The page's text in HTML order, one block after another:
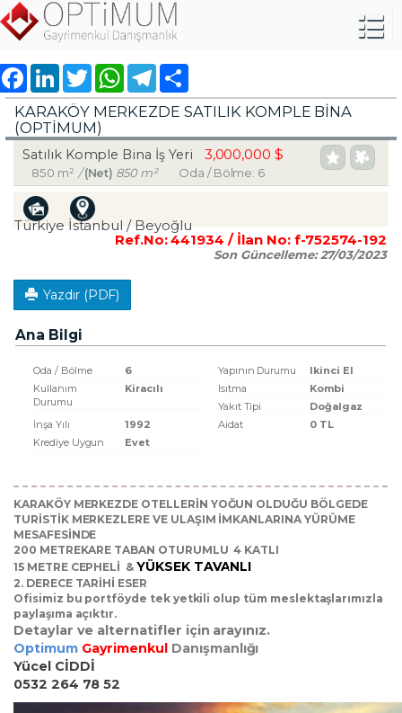
FacebookLinkedInTwitter WhatsAppTelegram
KARAKÖY MERKEZDE SATILIK KOMPLE BİNA
(OPTİMUM)
Satılık Komple Bina İş Yeri 3,000,000 $
850 m² /(Net) 850 m² Oda / Bölme: 6
Türkiye İstanbul / Beyoğlu
Ref.No:441934 / İlan No: f-752574-192
Son Güncelleme:27/03/2023
Yazdır (PDF)
Ana Bilgi
Oda / Bölme 6 Yapının Durumu
Ikinci El
Kullanım
Durumu
Kiracılı Isıtma
Kombi
Yakıt Tipi
Doğalgaz
İnşa Yılı
1992 Aidat
0 TL
Krediye Uygun
Evet
KARAKÖY MERKEZDE OTELLERİN YOĞUN OLDUĞU BÖLGEDE​
TURİSTİK MERKEZLERE VE ULAŞIM İMKANLARINA YÜRÜME
MESAFESİNDE
200 METREKARE TABAN OTURUMLU 4 KATLI
15 METRE CEPHELİ & YÜKSEK TAVANLI
2. DERECE TARİHİ ESER
Ofisimiz bu portföyde tek yetkili olup tüm meslektaşlarımızla
paylaşıma açıktır.
Detaylar ve alternatifler için arayınız.
Optimum Gayrimenkul Danışmanlığı
Yücel CİDDİ
0532 264 78 52